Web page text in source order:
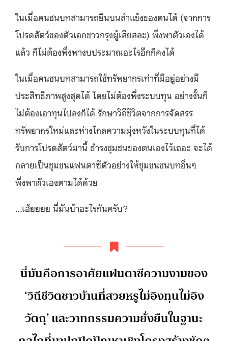
ในเมื่อคนชนบทสามารถยืนบนลำแข้งของตนได้ (จากการ
โปรดสัตว์ของตัวเอกชาวกรุงผู้เสียสละ) พึ่งพาตัวเองได้
แล้ว ก็ไม่ต้องพึ่งพางบประมาณอะไรอีกก็คงได้
ในเมื่อคนชนบทสามารถใช้ทรัพยากรเท่าที่มีอยู่อย่างมี
ประสิทธิภาพสูงสุดได้ โดยไม่ต้องพึ่งระบบทุน อย่างงั้นก็
ไม่ต้องเอาทุนไปลงก็ได้ รักษาวิถีชีวิตจากการจัดสรร
ทรัพยากรใหม่และห่างไกลความมุ่งหวังในระบบทุนที่ได้
รับการโปรดสัตว์มานี้ ธำรงชุมชนของตนเองไว้เถอะ จะได้
กลายเป็นชุมชนแฟนตาซีตัวอย่างให้ชุมชนชนบทอื่นๆ
พึ่งพาตัวเองตามได้ด้วย
…เฮ้ยยยย นี่มันบ้าอะไรกันครับ?
นี่มันคือการอาศัยแฟนตาซีความงามของ
‘วิถีชีวิตชาวบ้านที่สวยหรูไม่อิงทุนไม่อิง
วัตถุ’ และวาทกรรมความยั่งยืนในฐานะ